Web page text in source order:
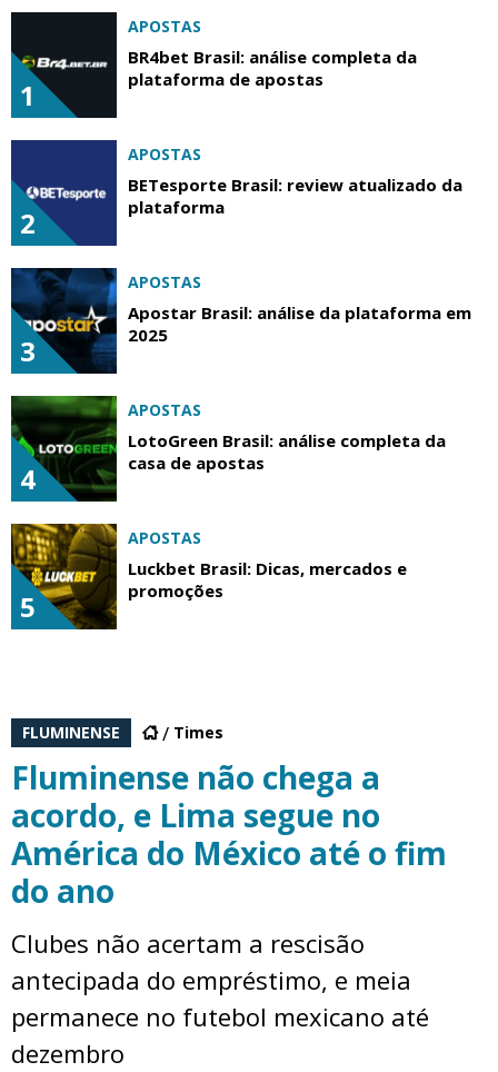
1
APOSTAS
BR4bet Brasil: análise completa da
plataforma de apostas
2
APOSTAS
BETesporte Brasil: review atualizado da
plataforma
3
APOSTAS
Apostar Brasil: análise da plataforma em
2025
4
APOSTAS
LotoGreen Brasil: análise completa da
casa de apostas
5
APOSTAS
Luckbet Brasil: Dicas, mercados e
promoções
FLUMINENSE Times
Fluminense não chega a
acordo, e Lima segue no
América do México até o fim
do ano
Clubes não acertam a rescisão
antecipada do empréstimo, e meia
permanece no futebol mexicano até
dezembro